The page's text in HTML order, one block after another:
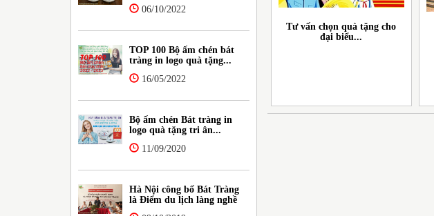
06/10/2022
TOP 100 Bộ ấm chén bát
tràng in logo quà tặng...
16/05/2022
Bộ ấm chén Bát tràng in
logo quà tặng tri ân...
11/09/2020
Hà Nội công bố Bát Tràng
là Điểm du lịch làng nghề
Tư vấn chọn quà tặng cho
đại biểu...